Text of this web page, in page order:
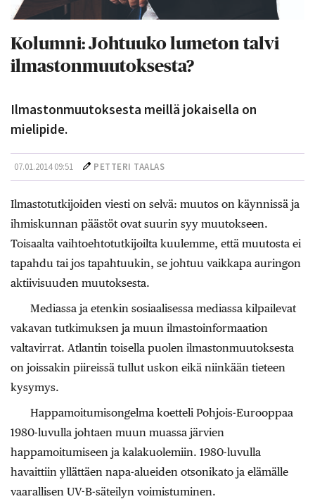
Kolumni: Johtuuko lumeton talvi
ilmastonmuutoksesta?
Ilmastonmuutoksesta meillä jokaisella on
mielipide.
07.01.2014 09:51 PETTERI TAALAS
Ilmastotutkijoiden viesti on selvä: muutos on käynnissä ja
ihmiskunnan päästöt ovat suurin syy muutokseen.
Toisaalta vaihtoehtotutkijoilta kuulemme, että muutosta ei
tapahdu tai jos tapahtuukin, se johtuu vaikkapa auringon
aktiivisuuden muutoksesta.
Mediassa ja etenkin sosiaalisessa mediassa kilpailevat
vakavan tutkimuksen ja muun ilmastoinformaation
valtavirrat. Atlantin toisella puolen ilmastonmuutoksesta
on joissakin piireissä tullut uskon eikä niinkään tieteen
kysymys.
Happamoitumisongelma koetteli Pohjois-Eurooppaa
1980-luvulla johtaen muun muassa järvien
happamoitumiseen ja kalakuolemiin. 1980-luvulla
havaittiin yllättäen napa-alueiden otsonikato ja elämälle
vaarallisen UV-B-säteilyn voimistuminen.